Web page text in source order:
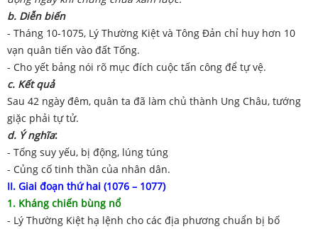
b. Diễn biến
- Tháng 10-1075, Lý Thường Kiệt và Tông Đản chỉ huy hơn 10
vạn quân tiến vào đất Tống.
- Cho yết bảng nói rõ mục đích cuộc tấn công để tự vệ.
c. Kết quả
Sau 42 ngày đêm, quân ta đã làm chủ thành Ung Châu, tướng
giặc phải tự tử.
d. Ý nghĩa:
- Tống suy yếu, bị động, lúng túng
- Củng cố tinh thần của nhân dân.
II. Giai đoạn thứ hai (1076 – 1077)
1. Kháng chiến bùng nổ
- Lý Thường Kiệt hạ lệnh cho các địa phương chuẩn bị bố